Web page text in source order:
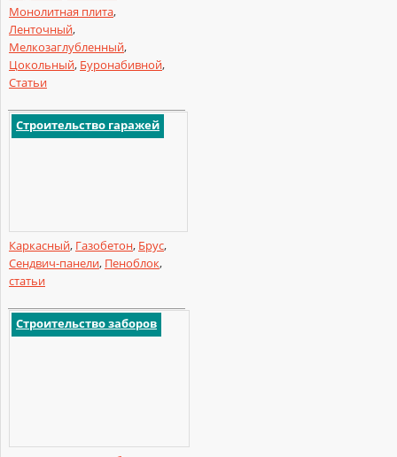
Монолитная плита,
Ленточный,
Мелкозаглубленный,
Цокольный, Буронабивной,
Статьи
Строительство гаражей
Каркасный, Газобетон, Брус,
Сендвич-панели, Пеноблок,
статьи
Строительство заборов